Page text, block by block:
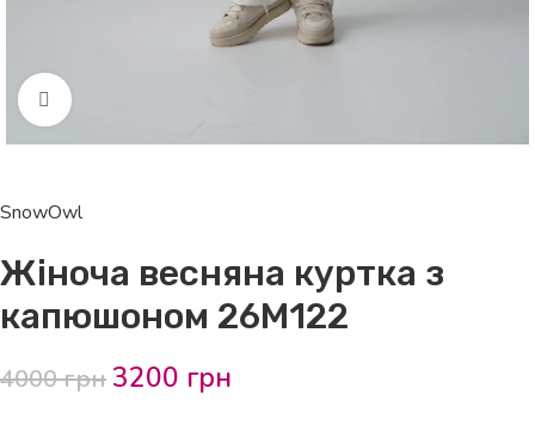
Click to enlarge
SnowOwl
Жіноча весняна куртка з
капюшоном 26М122
4000грн 3200 грн